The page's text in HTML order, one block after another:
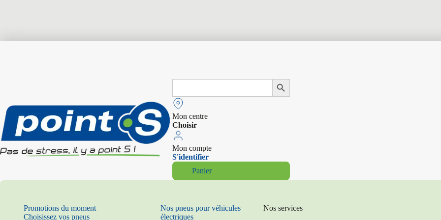
Search
Search Button
Mon centre
Choisir
Mon compte
S'identifier
Panier
Promotions du moment
Choisissez vos pneus
Nos pneus pour véhicules
électriques
Nos services